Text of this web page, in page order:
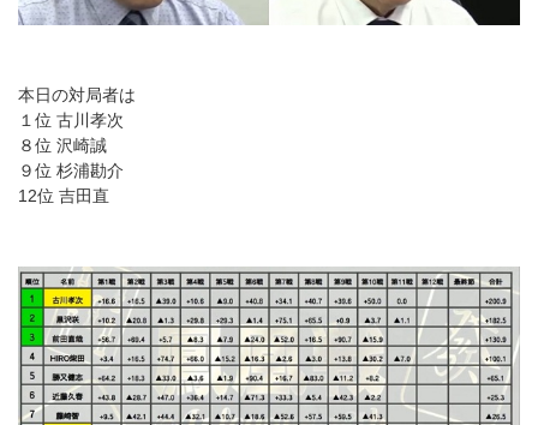
本日の対局者は
１位 古川孝次
８位 沢崎誠
９位 杉浦勘介
12位 吉田直